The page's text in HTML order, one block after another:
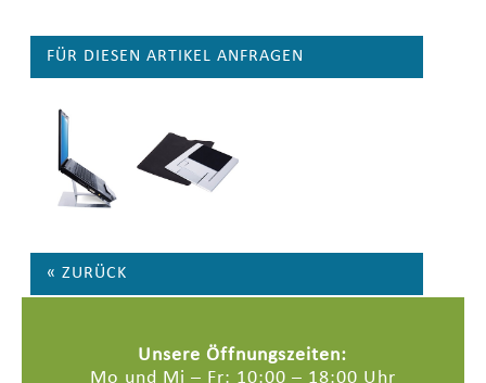
FÜR DIESEN ARTIKEL ANFRAGEN
« ZURÜCK
Unsere Öffnungszeiten:
Mo und Mi – Fr: 10:00 – 18:00 Uhr